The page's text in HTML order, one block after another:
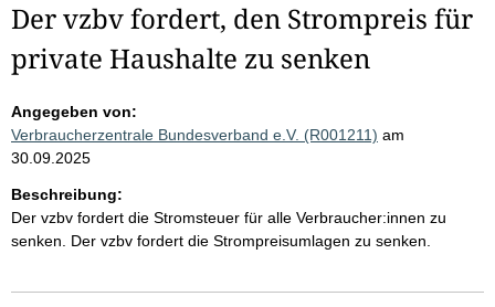
Der vzbv fordert, den Strompreis für
private Haushalte zu senken
Angegeben von:
Verbraucherzentrale Bundesverband e.V. (R001211) am
30.09.2025
Beschreibung:
Der vzbv fordert die Stromsteuer für alle Verbraucher:innen zu
senken. Der vzbv fordert die Strompreisumlagen zu senken.